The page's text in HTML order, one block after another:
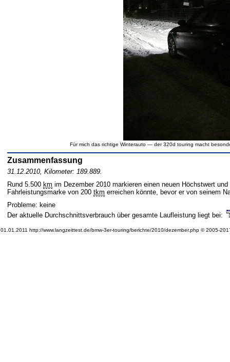
Für mich das richtige Winterauto — der 320d touring macht
Zusammenfassung
31.12.2010, Kilometer: 189.889.
Rund 5.500 km im Dezember 2010 markieren einen neuen Höchstwert
Fahrleistungsmarke von 200 tkm erreichen könnte, bevor er von seinem
Probleme: keine
Der aktuelle Durchschnittsverbrauch über gesamte Laufleistung liegt bei:
01.01.2011 http://www.langzeittest.de/bmw-3er-touring/berichte/2010/dezember.php © 2005-